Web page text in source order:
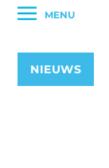
MENU
NIEUWS